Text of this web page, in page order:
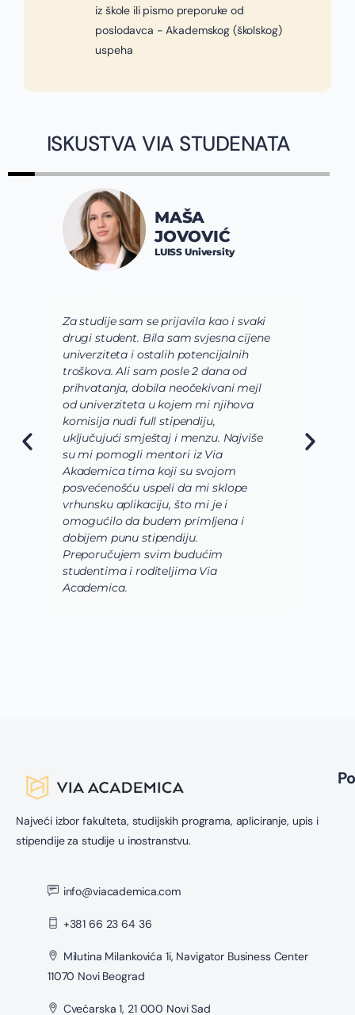
iz škole ili pismo preporuke od
poslodavca - Akademskog (školskog)
uspeha
ISKUSTVA VIA STUDENATA
Za studije sam se prijavila kao i svaki
drugi student. Bila sam svjesna cijene
univerziteta i ostalih potencijalnih
troškova. Ali sam posle 2 dana od
prihvatanja, dobila neočekivani mejl
od univerziteta u kojem mi njihova
komisija nudi full stipendiju,
uključujući smještaj i menzu. Najviše
su mi pomogli mentori iz Via
Akademica tima koji su svojom
posvećenošću uspeli da mi sklope
vrhunsku aplikaciju, što mi je i
omogućilo da budem primljena i
dobijem punu stipendiju.
Preporučujem svim budućim
studentima i roditeljima Via
Academica.
MAŠA
JOVOVIĆ
LUISS University
Najveći izbor fakulteta, studijskih programa, apliciranje, upis i
stipendije za studije u inostranstvu.
info@viacademica.com
+381 66 23 64 36
Milutina Milankovića 1i, Navigator Business Center
11070 Novi Beograd
Cvećarska 1, 21 000 Novi Sad